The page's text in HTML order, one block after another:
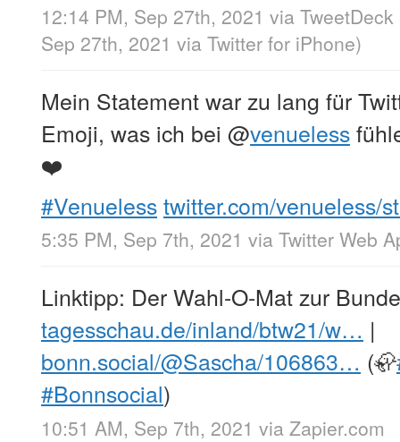
12:14 PM, Sep 27th, 2021 via TweetDeck
Sep 27th, 2021 via Twitter for iPhone)
Mein Statement war zu lang für
Emoji, was ich bei @venueless
❤️
#Venuelesstwitter.com/venueless/
5:35 PM, Sep 7th, 2021 via Twitter Web
Linktipp: Der Wahl-O-Mat zur
tagesschau.de/inland/btw21/w… |
bonn.social/@Sascha/106863… (🦣
#Bonnsocial)
10:51 AM, Sep 7th, 2021 via Zapier.com